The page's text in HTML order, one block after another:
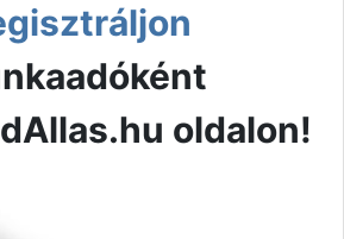
oldalon!